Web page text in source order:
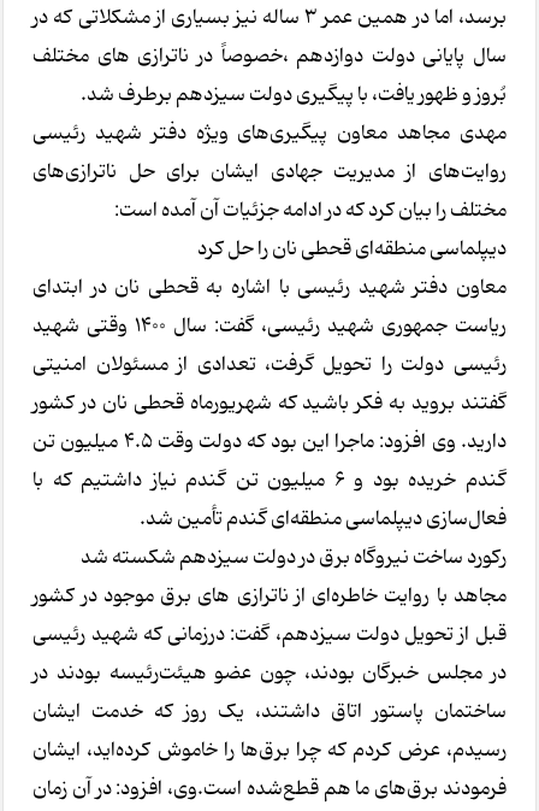
برسد، اما در همین عمر ۳ ساله نیز بسیاری از مشکلاتی که در
سال پایانی دولت دوازدهم ،خصوصاً در ناترازی های مختلف
بُروز و ظهور یافت، با پیگیری دولت سیزدهم برطرف شد.
مهدی مجاهد معاون پیگیری‌های ویژه دفتر شهید رئیسی
روایت‌های از مدیریت جهادی ایشان برای حل ناترازی‌های
مختلف را بیان کرد که در ادامه جزئیات آن آمده است:
دیپلماسی منطقه‌ای قحطی نان را حل کرد
معاون دفتر شهید رئیسی با اشاره به قحطی نان در ابتدای
ریاست جمهوری شهید رئیسی، گفت: سال ۱۴۰۰ وقتی شهید
رئیسی دولت را تحویل گرفت، تعدادی از مسئولان امنیتی
گفتند بروید به فکر باشید که شهریورماه قحطی نان در کشور
دارید. وی افزود: ماجرا این بود که دولت وقت ۴.۵ میلیون تن
گندم خریده بود و ۶ میلیون تن گندم نیاز داشتیم که با
فعال‌سازی دیپلماسی منطقه‌ای گندم تأمین شد.
رکورد ساخت نیروگاه برق در دولت سیزدهم شکسته شد
مجاهد با روایت خاطره‌ای از ناترازی های برق موجود در کشور
قبل از تحویل دولت سیزدهم، گفت: درزمانی که شهید رئیسی
در مجلس خبرگان بودند، چون عضو هیئت‌رئیسه بودند در
ساختمان پاستور اتاق داشتند، یک روز که خدمت ایشان
رسیدم، عرض کردم که چرا برق‌ها را خاموش کرده‌اید، ایشان
فرمودند برق‌های ما هم قطع‌شده است.وی، افزود: در آن زمان